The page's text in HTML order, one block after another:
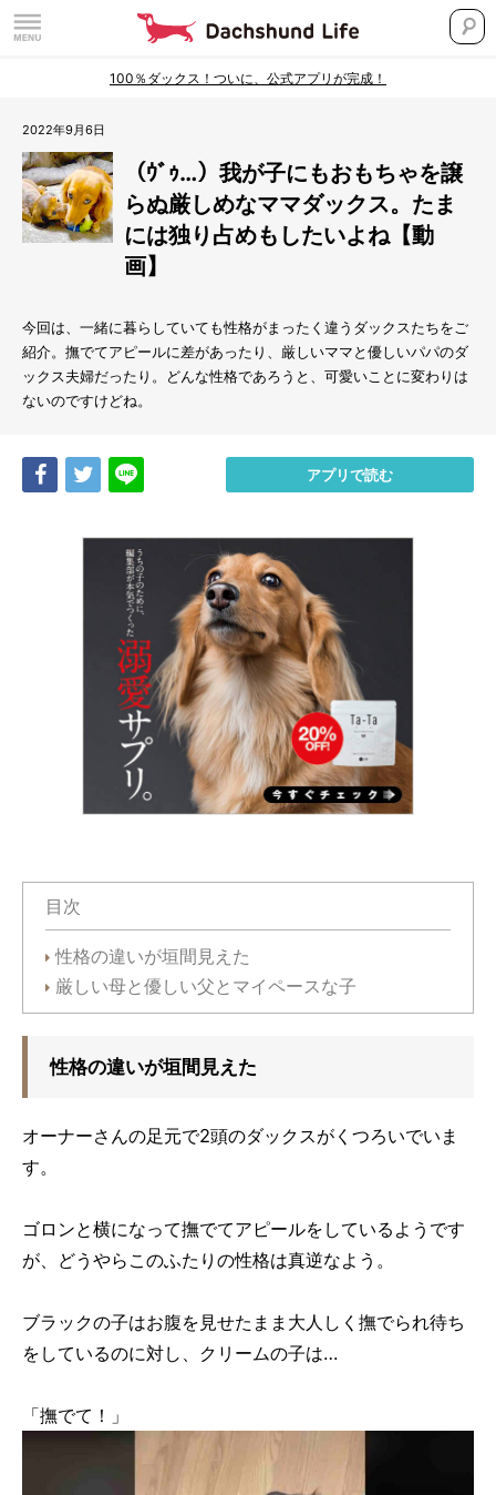
100％ダックス！ついに、公式アプリが完成！
2022年9月6日
（ｳﾞｩ…）我が子にもおもちゃを譲
らぬ厳しめなママダックス。たま
には独り占めもしたいよね【動
画】
今回は、一緒に暮らしていても性格がまったく違うダックスたちをご
紹介。撫でてアピールに差があったり、厳しいママと優しいパパのダ
ックス夫婦だったり。どんな性格であろうと、可愛いことに変わりは
ないのですけどね。
Share Tweet アプリで読む
目次
性格の違いが垣間見えた
厳しい母と優しい父とマイペースな子
性格の違いが垣間見えた
オーナーさんの足元で2頭のダックスがくつろいでいま
す。
ゴロンと横になって撫でてアピールをしているようです
が、どうやらこのふたりの性格は真逆なよう。
ブラックの子はお腹を見せたまま大人しく撫でられ待ち
をしているのに対し、クリームの子は…
「撫でて！」